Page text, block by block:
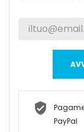
PayPal